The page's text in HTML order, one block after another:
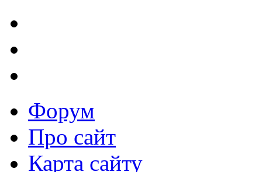
Форум
Про сайт
Карта сайту